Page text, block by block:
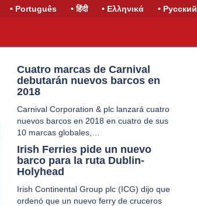
• Português • हिंदी • Ελληνικά • Русский
Cuatro marcas de Carnival
debutarán nuevos barcos en
2018
Carnival Corporation & plc lanzará cuatro
nuevos barcos en 2018 en cuatro de sus
10 marcas globales,…
Irish Ferries pide un nuevo
barco para la ruta Dublin-
Holyhead
Irish Continental Group plc (ICG) dijo que
ordenó que un nuevo ferry de cruceros